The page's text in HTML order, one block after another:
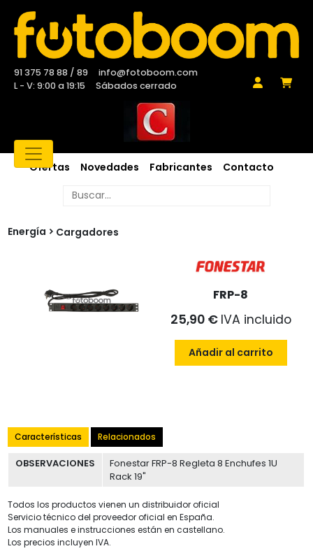
91 375 78 88 / 89
info@fotoboom.com
L - V: 9:00 a 19:15
Sábados cerrado
Ofertas Novedades Fabricantes Contacto
Energía Cargadores
FRP-8
25,90 € IVA incluido
Añadir al carrito
Características Relacionados
OBSERVACIONES
Fonestar FRP-8 Regleta 8 Enchufes 1U
Rack 19"
Todos los productos vienen un distribuidor oficial
Servicio técnico del proveedor oficial en España.
Los manuales e instrucciones están en castellano.
Los precios incluyen IVA.